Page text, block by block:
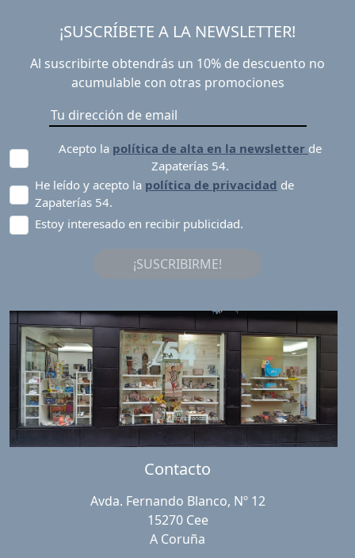
¡SUSCRÍBETE A LA NEWSLETTER!
Al suscribirte obtendrás un 10% de descuento no
acumulable con otras promociones
Acepto la política de alta en la newsletter de
Zapaterías 54.
He leído y acepto la política de privacidad de
Zapaterías 54.
Estoy interesado en recibir publicidad.
¡SUSCRIBIRME!
Contacto
Avda. Fernando Blanco, Nº 12
15270 Cee
A Coruña